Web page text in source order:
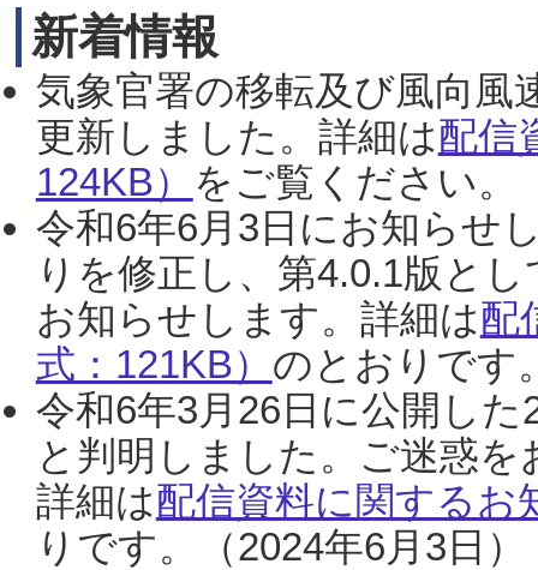
新着情報
気象官署の移転及び風向風
更新しました。詳細は配信
124KB） をご覧ください。
令和6年6月3日にお知らせ
りを修正し、第4.0.1版と
お知らせします。詳細は配
式：121KB） のとおりです
令和6年3月26日に公開し
と判明しました。ご迷惑
詳細は配信資料に関するお
りです。（2024年6月3日）